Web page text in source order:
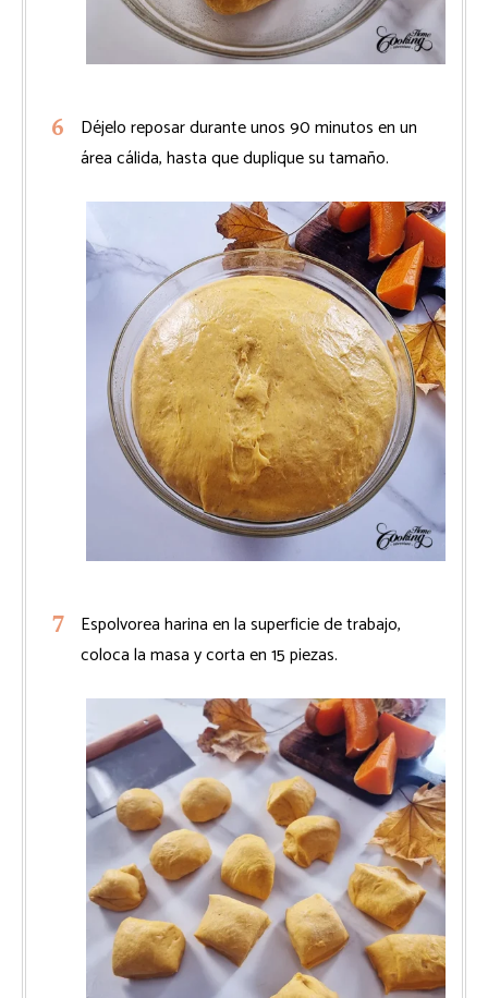
Déjelo reposar durante unos 90 minutos en un
área cálida, hasta que duplique su tamaño.
Espolvorea harina en la superficie de trabajo,
coloca la masa y corta en 15 piezas.